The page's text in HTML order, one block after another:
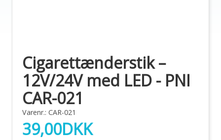
Cigarettænderstik –
12V/24V med LED - PNI
CAR-021
Varenr.: CAR-021
39,00DKK